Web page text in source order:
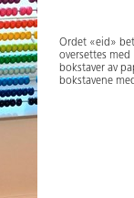
Ordet «eid»
oversettes
bokstaver av
bokstavene